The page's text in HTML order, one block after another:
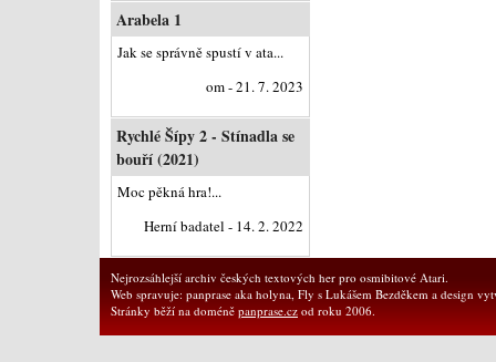
Arabela 1
Jak se správně spustí v ata...
om - 21. 7. 2023
Rychlé Šípy 2 - Stínadla se
bouří (2021)
Moc pěkná hra!...
Herní badatel - 14. 2. 2022
Nejrozsáhlejší archiv českých textových her pro osmibitové Atari.
Web spravuje: panprase aka holyna, Fly s Lukášem Bezděkem a design
Stránky běží na doméně panprase.cz od roku 2006.